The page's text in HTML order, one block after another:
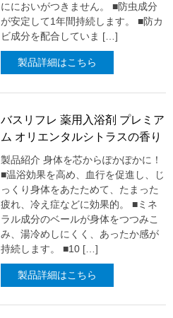
ににおいがつきません。 ■防虫成分
が安定して1年間持続します。 ■防カ
ビ成分を配合していま […]
製品詳細はこちら
バスリフレ 薬用入浴剤 プレミア
ム オリエンタルシトラスの香り
製品紹介 身体を芯からぽかぽかに！
■温浴効果を高め、血行を促進し、じ
っくり身体をあたためて、たまった
疲れ、冷え症などに効果的。 ■ミネ
ラル成分のベールが身体をつつみこ
み、湯冷めしにくく、あったか感が
持続します。 ■10 […]
製品詳細はこちら